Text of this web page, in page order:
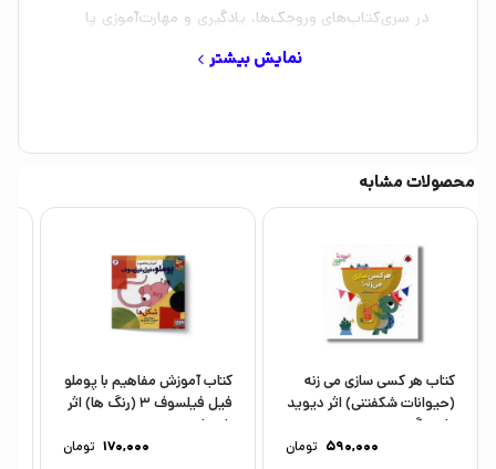
در سری‌کتاب‌های وروجک‌ها، یادگیری و مهارت‌آموزی پا
به دنیای واقعی می‌گذارد. در هر کتاب با تمرین‌های
تمرین‌های کتاب، کاردستی‌های جالبی بسازیم.
نمایش بیشتر
محصولات مشابه
کتاب هر کسی سازی می زنه
(حیوانات شکفتنی) اثر دیوید
پارتینگتون ترجمه...
590,000 تومان
کتاب آموزش مفاهیم با پوملو
فیل فیلسوف 3 (رنگ ها) اثر
رامونا...
170,000 تومان